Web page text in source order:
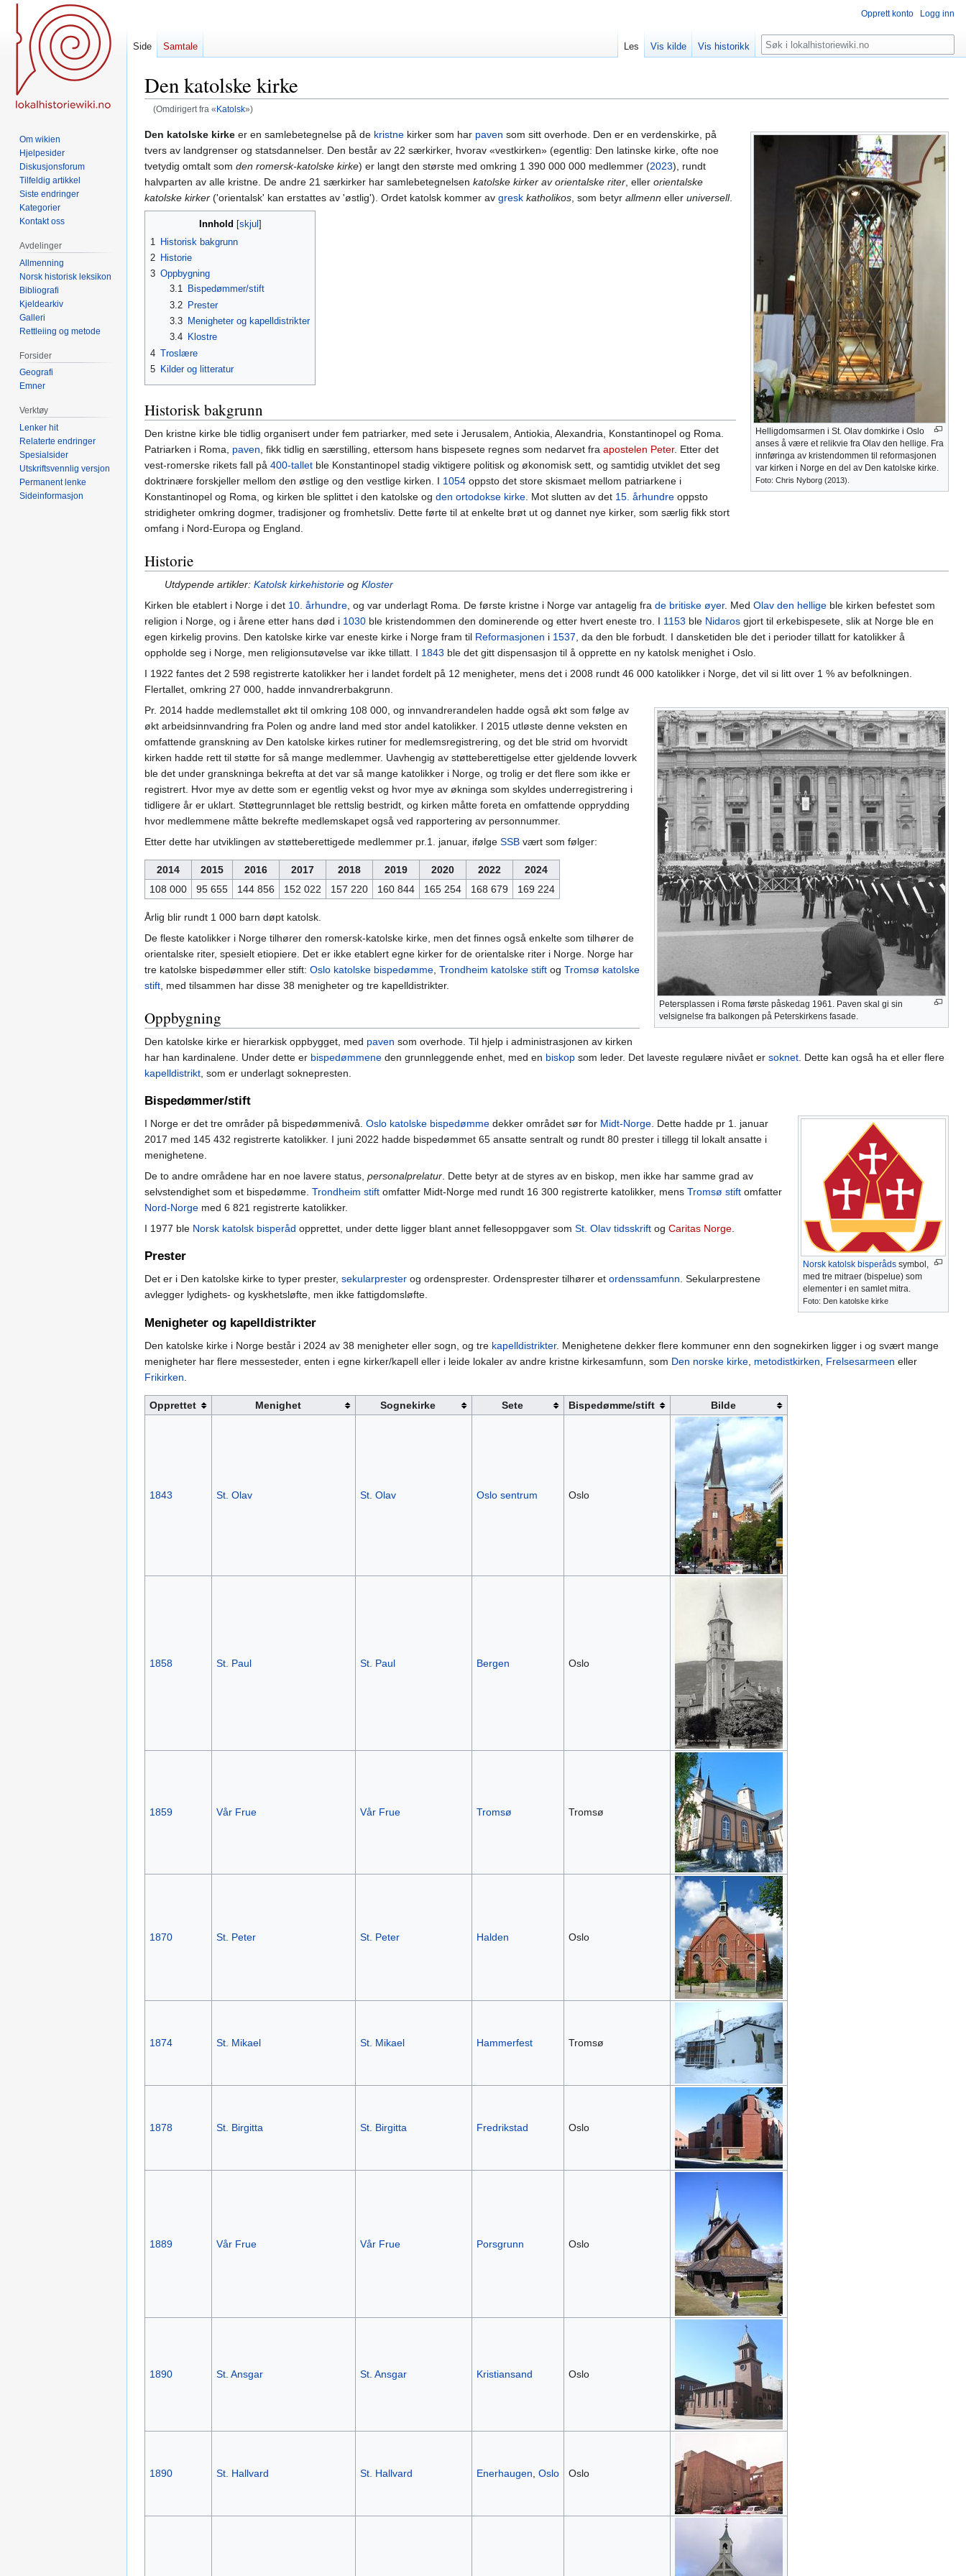
Den katolske kirke
(Omdirigert fra « Katolsk»)
Hopp
til
navigering
Hopp
til
søk
Helligdomsarmen i St. Olav domkirke i Oslo
anses å være et relikvie fra Olav den hellige. Fra
innføringa av kristendommen til reformasjonen
var kirken i Norge en del av Den katolske kirke.
Foto: Chris Nyborg (2013).
Den katolske kirke er en samlebetegnelse på de kristne kirker som har paven som sitt overhode. Den er en verdenskirke, på
tvers av landgrenser og statsdannelser. Den består av 22 særkirker, hvorav «vestkirken» (egentlig: Den latinske kirke, ofte noe
tvetydig omtalt som den romersk-katolske kirke) er langt den største med omkring 1 390 000 000 medlemmer (2023), rundt
halvparten av alle kristne. De andre 21 særkirker har samlebetegnelsen katolske kirker av orientalske riter , eller orientalske
katolske kirker ('orientalsk' kan erstattes av 'østlig'). Ordet katolsk kommer av gresk katholikos , som betyr allmenn eller universell.
Innhold
1
Historisk bakgrunn
2 Historie
3 Oppbygning
3.1
Bispedømmer/stift
3.2 Prester
3.3
Menigheter og kapelldistrikter
3.4
Klostre
4 Troslære
5 Kilder og litteratur
Historisk bakgrunn
Den kristne kirke ble tidlig organisert under fem patriarker, med sete i Jerusalem, Antiokia, Alexandria, Konstantinopel og Roma.
Patriarken i Roma, paven , fikk tidlig en særstilling, ettersom hans bispesete regnes som nedarvet fra apostelen Peter. Etter det
vest-romerske rikets fall på 400-tallet ble Konstantinopel stadig viktigere politisk og økonomisk sett, og samtidig utviklet det seg
doktrinære forskjeller mellom den østlige og den vestlige kirken. I 1054 oppsto det store skismaet mellom patriarkene i
Konstantinopel og Roma, og kirken ble splittet i den katolske og den ortodokse kirke . Mot slutten av det 15. århundre oppsto
stridigheter omkring dogmer, tradisjoner og fromhetsliv. Dette førte til at enkelte brøt ut og dannet nye kirker, som særlig fikk stort
omfang i Nord-Europa og England.
Historie
Utdypende artikler: Katolsk kirkehistorie og Kloster
Kirken ble etablert i Norge i det 10. århundre , og var underlagt Roma. De første kristne i Norge var antagelig fra de britiske øyer. Med Olav den hellige ble kirken befestet som
religion i Norge, og i årene etter hans død i 1030 ble kristendommen den dominerende og etter hvert eneste tro. I 1153 ble Nidaros gjort til erkebispesete, slik at Norge ble en
egen kirkelig provins. Den katolske kirke var eneste kirke i Norge fram til Reformasjonen i 1537 , da den ble forbudt. I dansketiden ble det i perioder tillatt for katolikker å
oppholde seg i Norge, men religionsutøvelse var ikke tillatt. I 1843 ble det gitt dispensasjon til å opprette en ny katolsk menighet i Oslo.
I 1922 fantes det 2 598 registrerte katolikker her i landet fordelt på 12 menigheter, mens det i 2008 rundt 46 000 katolikker i Norge, det vil si litt over 1 % av befolkningen.
Flertallet, omkring 27 000, hadde innvandrerbakgrunn.
Petersplassen i Roma første påskedag 1961. Paven skal gi sin
velsignelse fra balkongen på Peterskirkens fasade.
Pr. 2014 hadde medlemstallet økt til omkring 108 000, og innvandrerandelen hadde også økt som følge av
økt arbeidsinnvandring fra Polen og andre land med stor andel katolikker. I 2015 utløste denne veksten en
omfattende granskning av Den katolske kirkes rutiner for medlemsregistrering, og det ble strid om hvorvidt
kirken hadde rett til støtte for så mange medlemmer. Uavhengig av støtteberettigelse etter gjeldende lovverk
ble det under granskninga bekrefta at det var så mange katolikker i Norge, og trolig er det flere som ikke er
registrert. Hvor mye av dette som er egentlig vekst og hvor mye av økninga som skyldes underregistrering i
tidligere år er uklart. Støttegrunnlaget ble rettslig bestridt, og kirken måtte foreta en omfattende opprydding
hvor medlemmene måtte bekrefte medlemskapet også ved rapportering av personnummer.
Etter dette har utviklingen av støtteberettigede medlemmer pr.1. januar, ifølge SSB vært som følger:
2014 2015 2016 2017 2018 2019 2020 2022
2024
108 000
95 655 144 856 152 022 157 220 160 844 165 254 168 679 169 224
Årlig blir rundt 1 000 barn døpt katolsk.
De fleste katolikker i Norge tilhører den romersk-katolske kirke, men det finnes også enkelte som tilhører de
orientalske riter, spesielt etiopiere. Det er ikke etablert egne kirker for de orientalske riter i Norge. Norge har
tre katolske bispedømmer eller stift: Oslo katolske bispedømme Trondheim katolske stift og Tromsø katolske
stift , med tilsammen har disse 38 menigheter og tre kapelldistrikter.
Oppbygning
Den katolske kirke er hierarkisk oppbygget, med paven som overhode. Til hjelp i administrasjonen av kirken
har han kardinalene. Under dette er bispedømmene den grunnleggende enhet, med en biskop som leder. Det laveste regulære nivået er soknet . Dette kan også ha et eller flere
kapelldistrikt , som er underlagt soknepresten.
Bispedømmer/stift
Norsk katolsk bisperåds symbol,
med tre mitraer (bispelue) som
elementer i en samlet mitra.
Foto: Den katolske kirke
I Norge er det tre områder på bispedømmenivå. Oslo katolske bispedømme dekker området sør for Midt-Norge . Dette hadde pr 1. januar
2017 med 145 432 registrerte katolikker. I juni 2022 hadde bispedømmet 65 ansatte sentralt og rundt 80 prester i tillegg til lokalt ansatte i
menighetene.
De to andre områdene har en noe lavere status, personalprelatur . Dette betyr at de styres av en biskop, men ikke har samme grad av
selvstendighet som et bispedømme. Trondheim stift omfatter Midt-Norge med rundt 16 300 registrerte katolikker, mens Tromsø stift omfatter
Nord-Norge med 6 821 registrerte katolikker.
I 1977 ble Norsk katolsk bisperåd opprettet, under dette ligger blant annet fellesoppgaver som St. Olav tidsskrift og Caritas Norge
Prester
Det er i Den katolske kirke to typer prester, sekularprester og ordensprester. Ordensprester tilhører et ordenssamfunn. Sekularprestene
avlegger lydighets- og kyskhetsløfte, men ikke fattigdomsløfte.
Menigheter og kapelldistrikter
Den katolske kirke i Norge består i 2024 av 38 menigheter eller sogn, og tre kapelldistrikter. Menighetene dekker flere kommuner enn den sognekirken ligger i og svært mange
menigheter har flere messesteder, enten i egne kirker/kapell eller i leide lokaler av andre kristne kirkesamfunn, som Den norske kirke metodistkirken Frelsesarmeen eller
Frikirken
Opprettet Menighet Sognekirke Sete Bispedømme/stift Bilde
1843 St. Olav St. Olav Oslo sentrum Oslo
1858 St. Paul St. Paul Bergen Oslo
1859 Vår Frue Vår Frue Tromsø Tromsø
1870 St. Peter St. Peter Halden Oslo
1874 St. Mikael St. Mikael Hammerfest Tromsø
1878 St. Birgitta St. Birgitta Fredrikstad Oslo
1889 Vår Frue Vår Frue Porsgrunn Oslo
1890 St. Ansgar St. Ansgar Kristiansand Oslo
1890 St. Hallvard St. Hallvard Enerhaugen Oslo Oslo
Opprett konto Logg inn
Side Samtale Les Vis kilde Vis historikk Søk
Om wikien
Hjelpesider
Diskusjonsforum
Tilfeldig artikkel
Siste endringer
Kategorier
Kontakt oss
Avdelinger
Allmenning
Norsk historisk leksikon
Bibliografi
Kjeldearkiv
Galleri
Rettleiing og metode
Forsider
Geografi
Emner
Verktøy
Lenker hit
Relaterte endringer
Spesialsider
Utskriftsvennlig versjon
Permanent lenke
Sideinformasjon